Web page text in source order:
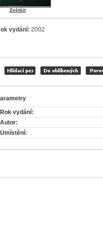
Zvětšit
vydání: 2002
Rok vydání:
Autor:
Umístění: